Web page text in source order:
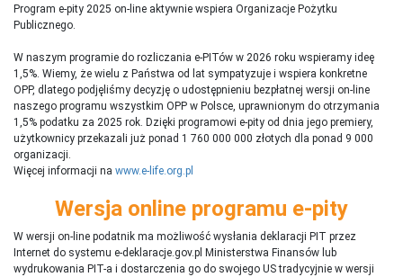
Program e-pity 2025 on-line aktywnie wspiera Organizacje Pożytku
Publicznego.
W naszym programie do rozliczania e-PITów w 2026 roku wspieramy ideę
1,5%. Wiemy, że wielu z Państwa od lat sympatyzuje i wspiera konkretne
OPP, dlatego podjęliśmy decyzję o udostępnieniu bezpłatnej wersji on-line
naszego programu wszystkim OPP w Polsce, uprawnionym do otrzymania
1,5% podatku za 2025 rok. Dzięki programowi e-pity od dnia jego premiery,
użytkownicy przekazali już ponad 1 760 000 000 złotych dla ponad 9 000
organizacji.
Więcej informacji na www.e-life.org.pl
Wersja online programu e-pity
W wersji on-line podatnik ma możliwość wysłania deklaracji PIT przez
Internet do systemu e-deklaracje.gov.pl Ministerstwa Finansów lub
wydrukowania PIT-a i dostarczenia go do swojego US tradycyjnie w wersji